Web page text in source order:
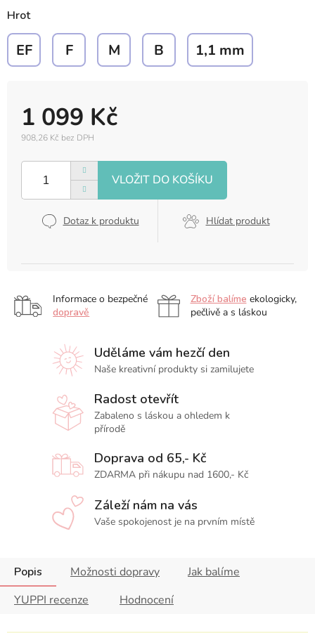
1 099 Kč
908,26 Kč bez DPH
cena:
Dotaz k produktu Hlídat produkt
Hrot
EF F M B 1,1 mm
Informace o bezpečné
dopravě
Zboží balíme ekologicky,
pečlivě a s láskou
Uděláme vám hezčí den
Naše kreativní produkty si zamilujete
Radost otevřít
Zabaleno s láskou a ohledem k
přírodě
Doprava od 65,- Kč
ZDARMA při nákupu nad 1600,- Kč
Záleží nám na vás
Vaše spokojenost je na prvním místě
Popis Možnosti dopravy
Jak balíme
YUPPI recenze
Hodnocení